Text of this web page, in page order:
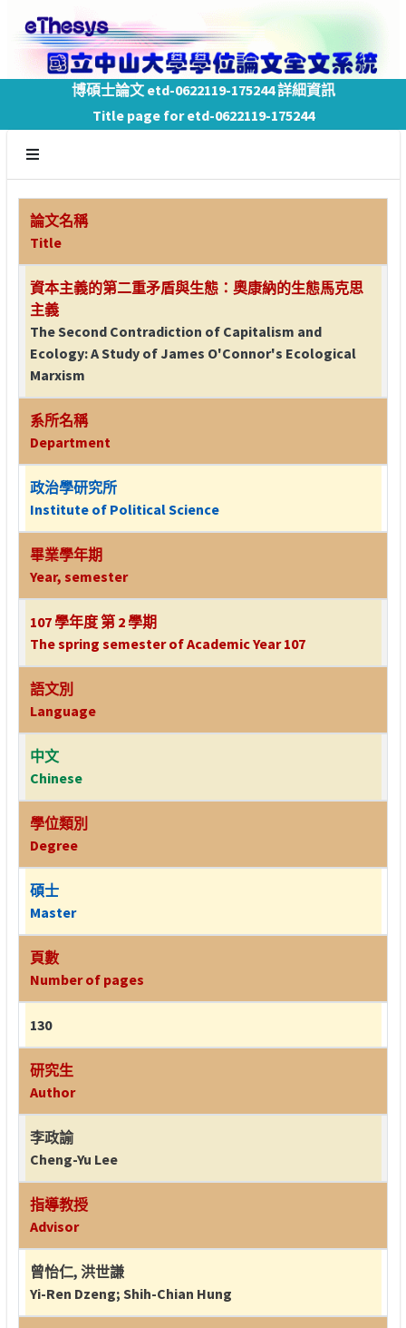
博碩士論文 etd-0622119-175244 詳細資訊
Title page for etd-0622119-175244
論文名稱
Title
資本主義的第二重矛盾與生態：奧康納的生態馬克思
主義
The Second Contradiction of Capitalism and
Ecology: A Study of James O'Connor's Ecological
Marxism
系所名稱
Department
政治學研究所
Institute of Political Science
畢業學年期
Year, semester
107 學年度 第 2 學期
The spring semester of Academic Year 107
語文別
Language
中文
Chinese
學位類別
Degree
碩士
Master
頁數
Number of pages
130
研究生
Author
李政諭
Cheng-Yu Lee
指導教授
Advisor
曾怡仁, 洪世謙
Yi-Ren Dzeng; Shih-Chian Hung